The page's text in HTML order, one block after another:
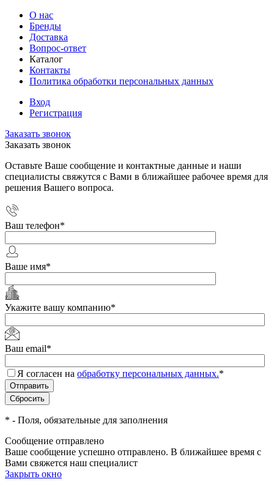
О нас
Бренды
Доставка
Вопрос-ответ
Каталог
Контакты
Политика обработки персональных данных
Вход
Регистрация
Заказать звонок
Заказать звонок
Оставьте Ваше сообщение и контактные данные и наши
специалисты свяжутся с Вами в ближайшее рабочее время для
решения Вашего вопроса.
Ваш телефон*
Ваше имя*
Укажите вашу компанию*
Ваш email*
Я согласен на обработку персональных данных.*
* - Поля, обязательные для заполнения
Сообщение отправлено
Ваше сообщение успешно отправлено. В ближайшее время с
Вами свяжется наш специалист
Закрыть окно